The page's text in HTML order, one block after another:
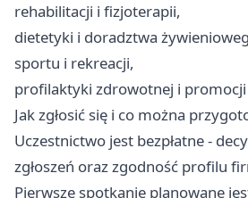
rehabilitacji i fizjoterapii,
dietetyki i doradztwa
sportu i rekreacji,
profilaktyki zdrowotnej i
Jak zgłosić się i co można
Uczestnictwo jest bezpłatne -
zgłoszeń oraz zgodność profilu
Pierwsze spotkanie planowane